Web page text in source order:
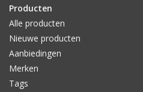
Producten
Alle producten
Nieuwe producten
Aanbiedingen
Merken
Tags